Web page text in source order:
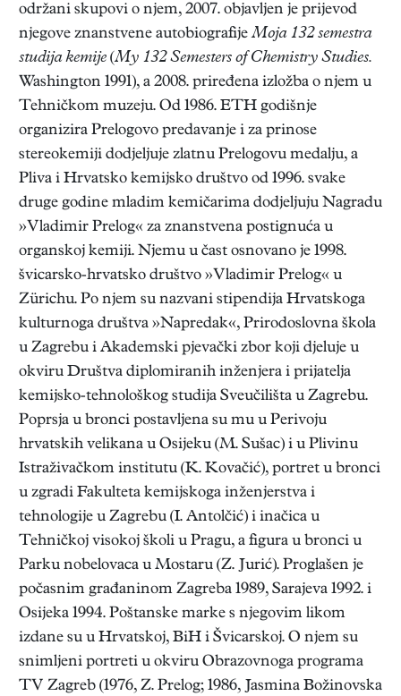
održani skupovi o njem, 2007. objavljen je prijevod
njegove znanstvene autobiografijeMoja 132 semestra
studija kemije (My 132 Semesters of Chemistry Studies.
Washington 1991), a 2008. priređena izložba o njem u
Tehničkom muzeju. Od 1986. ETH godišnje
organizira Prelogovo predavanje i za prinose
stereokemiji dodjeljuje zlatnu Prelogovu medalju, a
Pliva i Hrvatsko kemijsko društvo od 1996. svake
druge godine mladim kemičarima dodjeljuju Nagradu
»Vladimir Prelog« za znanstvena postignuća u
organskoj kemiji. Njemu u čast osnovano je 1998.
švicarsko-hrvatsko društvo »Vladimir Prelog« u
Zürichu. Po njem su nazvani stipendija Hrvatskoga
kulturnoga društva »Napredak«, Prirodoslovna škola
u Zagrebu i Akademski pjevački zbor koji djeluje u
okviru Društva diplomiranih inženjera i prijatelja
kemijsko-tehnološkog studija Sveučilišta u Zagrebu.
Poprsja u bronci postavljena su mu u Perivoju
hrvatskih velikana u Osijeku (M. Sušac) i u Plivinu
Istraživačkom institutu (K. Kovačić), portret u bronci
u zgradi Fakulteta kemijskoga inženjerstva i
tehnologije u Zagrebu (I. Antolčić) i inačica u
Tehničkoj visokoj školi u Pragu, a figura u bronci u
Parku nobelovaca u Mostaru (Z. Jurić). Proglašen je
počasnim građaninom Zagreba 1989, Sarajeva 1992. i
Osijeka 1994. Poštanske marke s njegovim likom
izdane su u Hrvatskoj, BiH i Švicarskoj. O njem su
snimljeni portreti u okviru Obrazovnoga programa
TV Zagreb (1976, Z. Prelog; 1986, Jasmina Božinovska